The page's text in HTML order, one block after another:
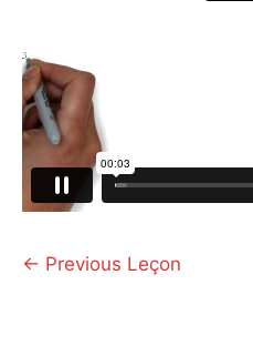
← Previous Leçon